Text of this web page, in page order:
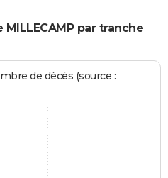
par tranche
de décès (source :